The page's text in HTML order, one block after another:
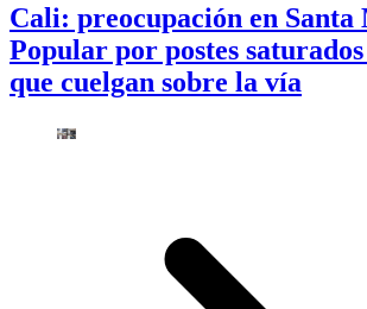
Cali: preocupación en Santa
Popular por postes
que cuelgan sobre la vía